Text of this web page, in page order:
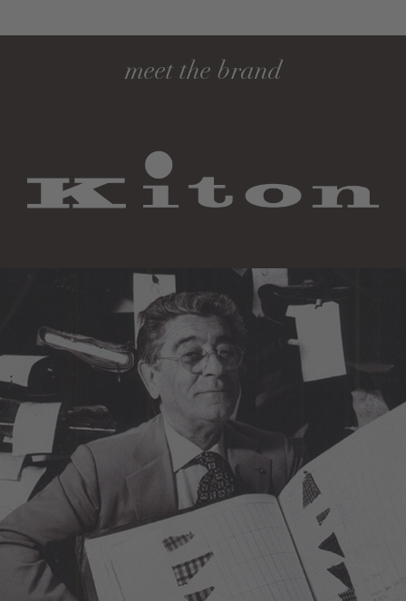
DETAILS DETAILS
meet the brand